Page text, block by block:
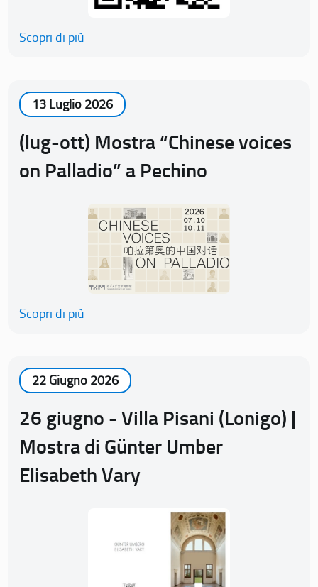
Scopri di più
13 Luglio 2026
(lug-ott) Mostra “Chinese voices
on Palladio” a Pechino
Scopri di più
22 Giugno 2026
26 giugno - Villa Pisani (Lonigo) |
Mostra di Günter Umber
Elisabeth Vary